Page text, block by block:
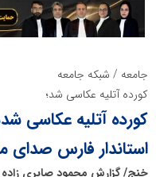
جامعه / شبکه جامعه
کورده آتلیه عکاسی شد؛
کورده آتلیه عکاسی
استاندار فارس صدای
خنج/ گزارش محمود صابری زاده